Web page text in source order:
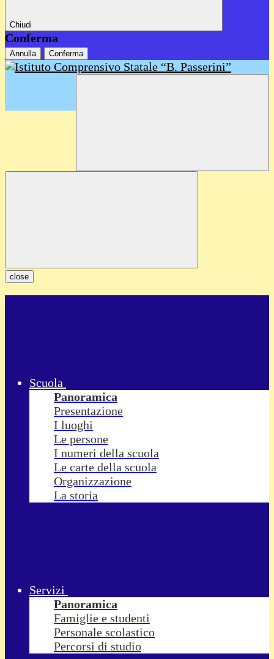
Chiudi
Conferma
Annulla Conferma
close
Scuola
Panoramica
Presentazione
I luoghi
Le persone
I numeri della scuola
Le carte della scuola
Organizzazione
La storia
Servizi
Panoramica
Famiglie e studenti
Personale scolastico
Percorsi di studio